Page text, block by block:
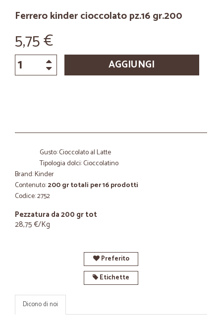
Ferrero kinder cioccolato pz.16 gr.200
5,75 €
AGGIUNGI
Gusto: Cioccolato al Latte
Tipologia dolci: Cioccolatino
Brand: Kinder
Contenuto:200 gr totali per 16 prodotti
Codice: 2752
Pezzatura da 200 gr tot
28,75 €/Kg
Preferito
Etichette
Dicono di noi